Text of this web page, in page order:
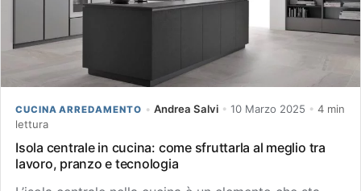
CUCINA ARREDAMENTO • Andrea Salvi • 10 Marzo 2025 • 4 min
lettura
Isola centrale in cucina: come sfruttarla al meglio tra
lavoro, pranzo e tecnologia